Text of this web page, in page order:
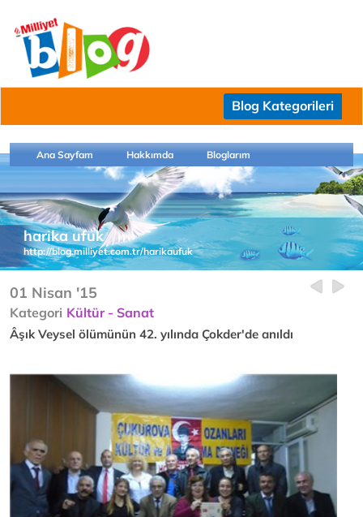
Blog Kategorileri
Ana Sayfam Hakkımda Bloglarım
harika ufuk
http://blog.milliyet.com.tr/harikaufuk
01 Nisan '15
Kategori Kültür - Sanat
Âşık Veysel ölümünün 42. yılında Çokder'de anıldı